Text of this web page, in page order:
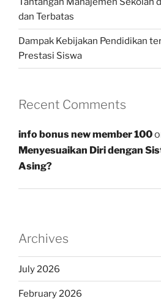
dan Terbatas
Dampak Kebijakan Pendidikan
Prestasi Siswa
Recent Comments
info bonus new member 100
Menyesuaikan Diri dengan
Asing?
Archives
July 2026
February 2026